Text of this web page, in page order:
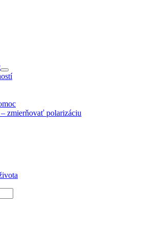
– zmierňovať polarizáciu